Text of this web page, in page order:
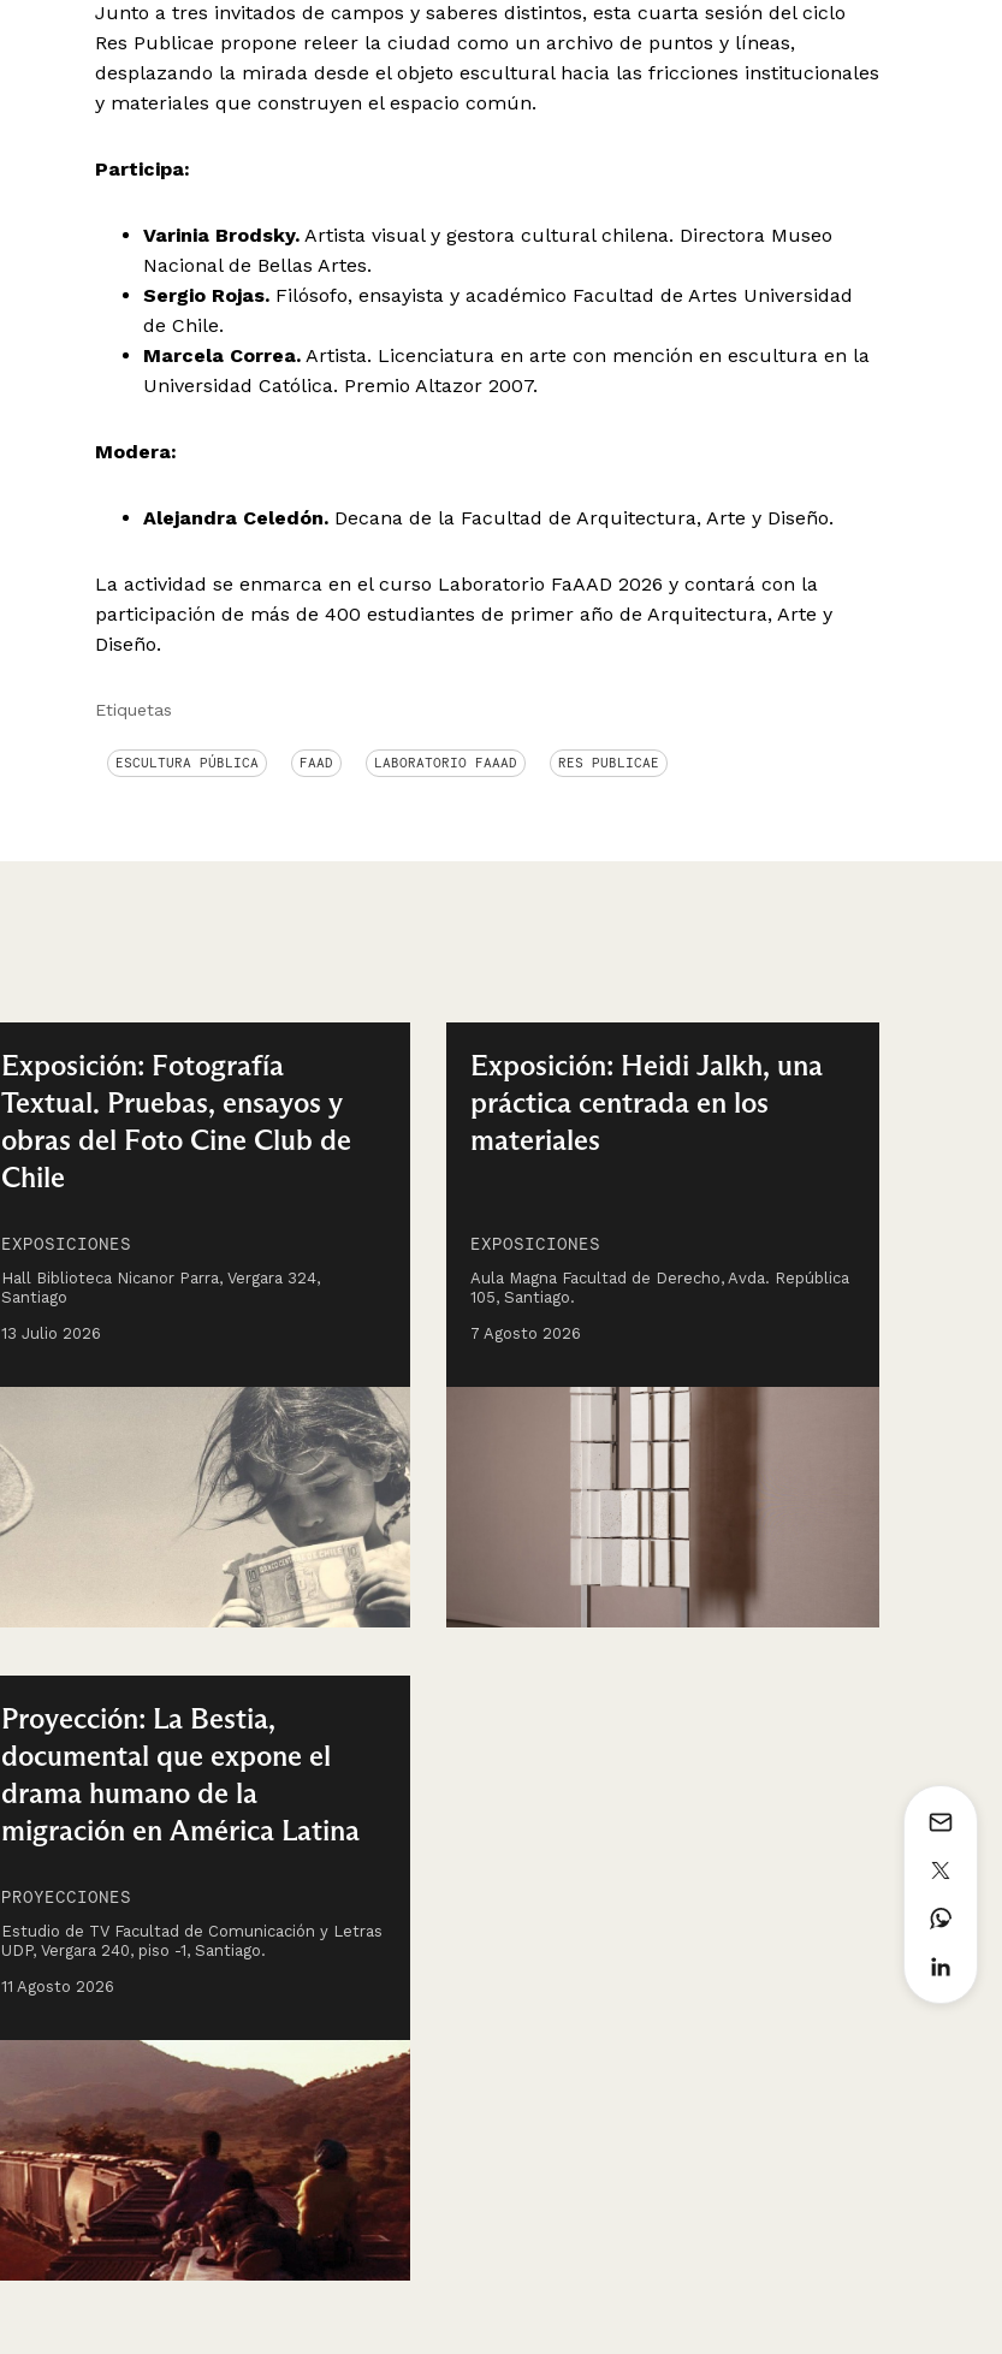
Junto a tres invitados de campos y saberes distintos, esta cuarta sesión del ciclo
Res Publicae propone releer la ciudad como un archivo de puntos y líneas,
desplazando la mirada desde el objeto escultural hacia las fricciones institucionales
y materiales que construyen el espacio común.
Participa:
Varinia Brodsky.Artista visual y gestora cultural chilena. Directora Museo
Nacional de Bellas Artes.
Sergio Rojas.Filósofo, ensayista y académico Facultad de Artes Universidad
de Chile.
Marcela Correa.Artista. Licenciatura en arte con mención en escultura en la
Universidad Católica. Premio Altazor 2007.
Modera:
Alejandra Celedón.Decana de la Facultad de Arquitectura, Arte y Diseño.
La actividad se enmarca en el curso Laboratorio FaAAD 2026 y contará con la
participación de más de 400 estudiantes de primer año de Arquitectura, Arte y
Diseño.
Etiquetas
ESCULTURA PÚBLICA FAAD LABORATORIO FAAAD RES PUBLICAE
Exposición: Fotografía
Textual. Pruebas, ensayos y
obras del Foto Cine Club de
Chile
EXPOSICIONES
Hall Biblioteca Nicanor Parra, Vergara 324,
Santiago
13 Julio 2026
Exposición: Heidi Jalkh, una
práctica centrada en los
materiales
EXPOSICIONES
Aula Magna Facultad de Derecho, Avda. República
105, Santiago.
7 Agosto 2026
Proyección: La Bestia,
documental que expone el
drama humano de la
migración en América Latina
PROYECCIONES
Estudio de TV Facultad de Comunicación y Letras
UDP, Vergara 240, piso -1, Santiago.
11 Agosto 2026